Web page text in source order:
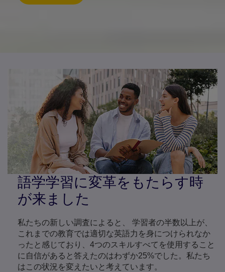
語学学習に変革をもたらす時
が来ました
私たちの新しい調査によると、 学習者の半数以上が、
これまでの教育では適切な英語力を身につけられなか
ったと感じており、4つのスキルすべてを使用すること
に自信があると答えたのはわずか25%でした。私たち
はこの状況を変えたいと考えています。